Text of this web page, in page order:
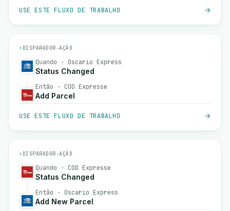
USE ESTE FLUXO DE TRABALHO
⚡ DISPARADOR→AÇÃO
Quando · Oscario Express
Status Changed
Então · COD Expresse
Add Parcel
USE ESTE FLUXO DE TRABALHO
⚡ DISPARADOR→AÇÃO
Quando · COD Expresse
Status Changed
Então · Oscario Express
Add New Parcel